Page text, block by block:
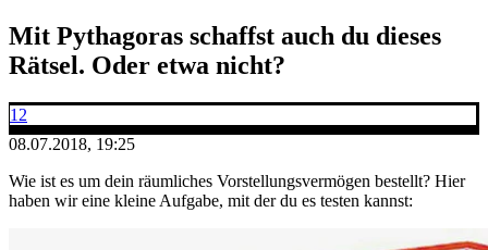
Mit Pythagoras schaffst auch du dieses
Rätsel. Oder etwa nicht?
12
08.07.2018, 19:25
Wie ist es um dein räumliches Vorstellungsvermögen bestellt? Hier
haben wir eine kleine Aufgabe, mit der du es testen kannst: